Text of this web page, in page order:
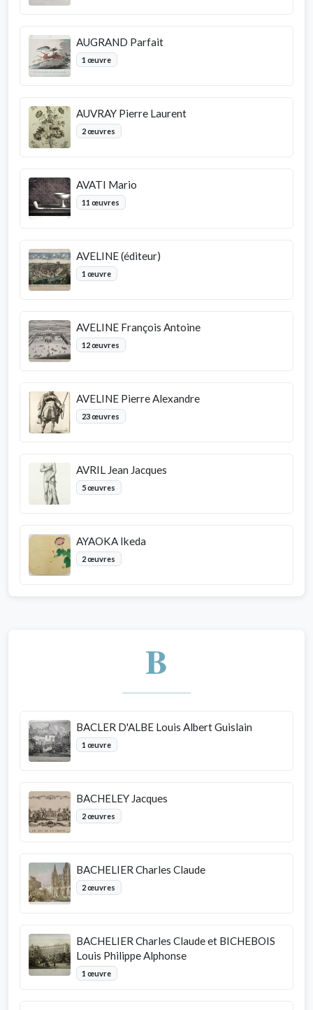
AUGRAND Parfait
1 œuvre
AUVRAY Pierre Laurent
2 œuvres
AVATI Mario
11 œuvres
AVELINE (éditeur)
1 œuvre
AVELINE François Antoine
12 œuvres
AVELINE Pierre Alexandre
23 œuvres
AVRIL Jean Jacques
5 œuvres
AYAOKA Ikeda
2 œuvres
B
BACLER D'ALBE Louis Albert Guislain
1 œuvre
BACHELEY Jacques
2 œuvres
BACHELIER Charles Claude
2 œuvres
BACHELIER Charles Claude et BICHEBOIS
Louis Philippe Alphonse
1 œuvre